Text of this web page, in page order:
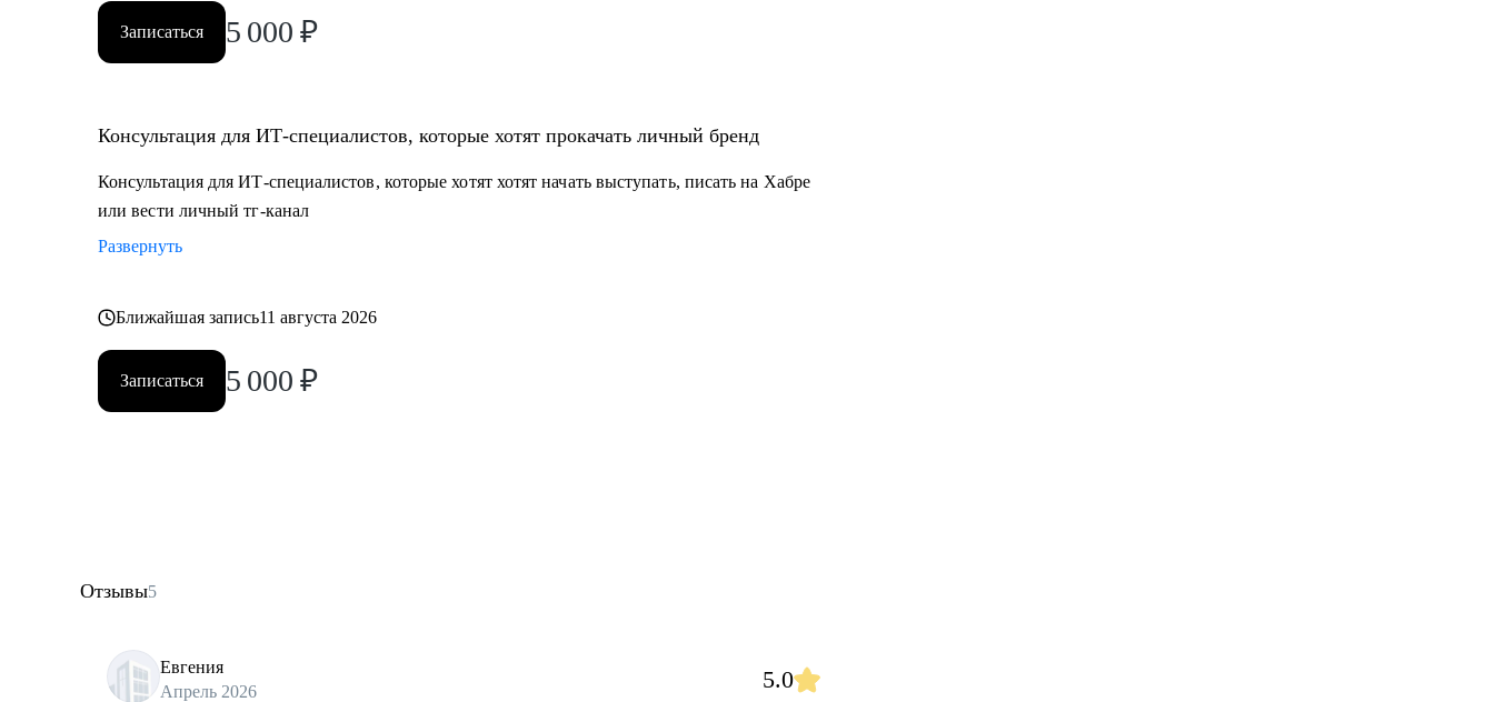
Записаться 5 000 ₽
Консультация для ИТ-специалистов, которые хотят прокачать личный бренд
Консультация для ИТ-специалистов, которые хотят хотят начать выступать, писать на Хабре
или вести личный тг-канал
Развернуть
Ближайшая запись11 августа 2026
Записаться 5 000 ₽
Отзывы5
Евгения
Апрель 2026
5.0